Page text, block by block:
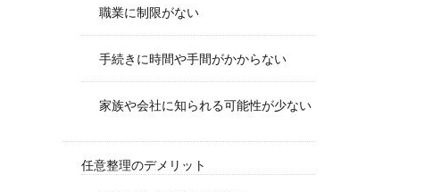
職業に制限がない
手続きに時間や手間がかからない
家族や会社に知られる可能性が少ない
任意整理のデメリット